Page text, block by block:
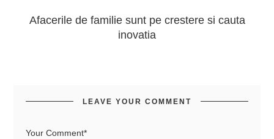
Afacerile de familie sunt pe crestere si cauta
inovatia
LEAVE YOUR COMMENT
Your Comment*